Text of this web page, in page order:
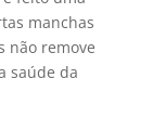
manchas
não remove
saúde da